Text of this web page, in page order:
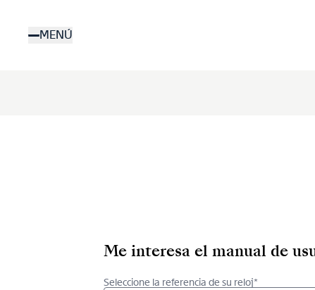
contenidoMENÚ
Me interesa el manual de
Seleccione la referencia de su reloj*